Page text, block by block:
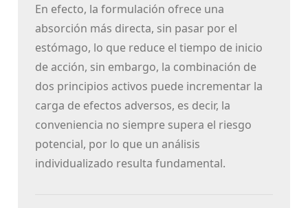
En efecto, la formulación ofrece una
absorción más directa, sin pasar por el
estómago, lo que reduce el tiempo de inicio
de acción, sin embargo, la combinación de
dos principios activos puede incrementar la
carga de efectos adversos, es decir, la
conveniencia no siempre supera el riesgo
potencial, por lo que un análisis
individualizado resulta fundamental.